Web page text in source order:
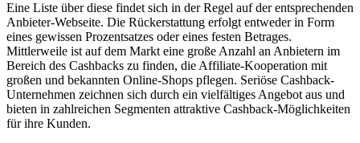
Eine Liste über diese findet sich in der Regel auf der entsprechenden
Anbieter-Webseite. Die Rückerstattung erfolgt entweder in Form
eines gewissen Prozentsatzes oder eines festen Betrages.
Mittlerweile ist auf dem Markt eine große Anzahl an Anbietern im
Bereich des Cashbacks zu finden, die Affiliate-Kooperation mit
großen und bekannten Online-Shops pflegen. Seriöse Cashback-
Unternehmen zeichnen sich durch ein vielfältiges Angebot aus und
bieten in zahlreichen Segmenten attraktive Cashback-Möglichkeiten
für ihre Kunden.